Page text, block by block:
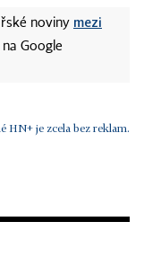
noviny mezi
na Google
HN+ je zcela bez reklam.